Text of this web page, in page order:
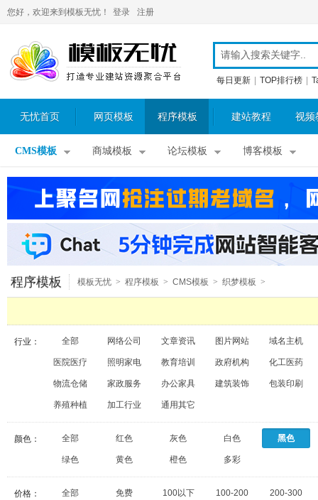
您好，欢迎来到模板无忧！ 登录 注册
每日更新 TOP排行榜
无忧首页 网页模板 程序模板 建站教程 视频
CMS模板 商城模板 论坛模板 博客模板
程序模板 模板无忧 > 程序模板 > CMS模板 > 织梦模板 >
行业： 全部 网络公司 文章资讯 图片网站 域名主机
医院医疗 照明家电 教育培训 政府机构 化工医药
物流仓储 家政服务 办公家具 建筑装饰 包装印刷
养殖种植 加工行业 通用其它
颜色： 全部 红色 灰色 白色 黑色
绿色 黄色 橙色 多彩
价格： 全部 免费 100以下 100-200 200-300